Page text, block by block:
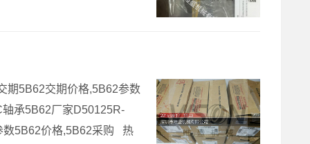
期5B62交期价格,5B62参数
承5B62厂家D50125R-
数5B62价格,5B62采购 热